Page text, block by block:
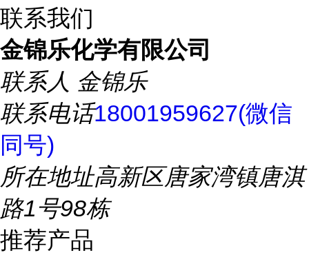
联系我们
金锦乐化学有限公司
联系人 金锦乐
联系电话18001959627(微信
同号)
所在地址高新区唐家湾镇唐淇
路1号98栋
推荐产品